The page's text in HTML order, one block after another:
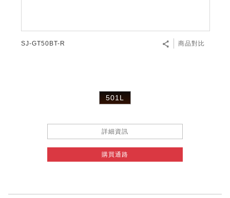
SJ-GT50BT-R 商品對比
501L
詳細資訊
購買通路